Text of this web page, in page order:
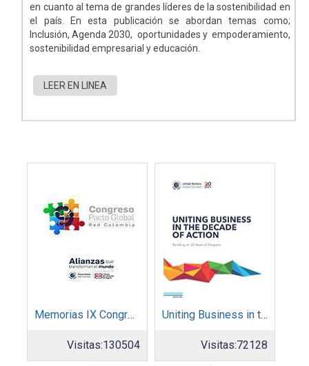
en cuanto al tema de grandes líderes de la sostenibilidad en
el país. En esta publicación se abordan temas como;
Inclusión, Agenda 2030, oportunidades y empoderamiento,
sostenibilidad empresarial y educación.
LEER EN LINEA
Memorias IX Congreso Pacto Global 2019
Visitas:130504
Uniting Business in the Decade of Action
Visitas:72128